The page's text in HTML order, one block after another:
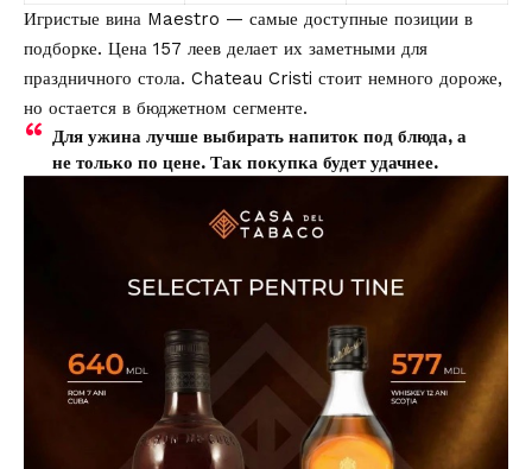
Игристые вина Maestro — самые доступные позиции в
подборке. Цена 157 леев делает их заметными для
праздничного стола. Chateau Cristi стоит немного дороже,
но остается в бюджетном сегменте.
Для ужина лучше выбирать напиток под блюда, а
не только по цене. Так покупка будет удачнее.